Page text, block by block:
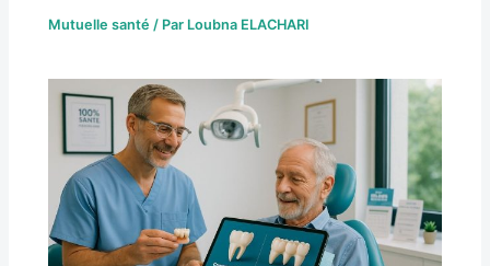
Mutuelle santé / Par Loubna ELACHARI